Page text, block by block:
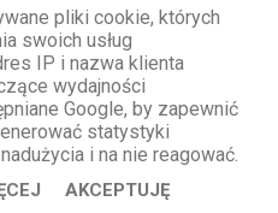
15.11.2014, 11:47
blogów modowych,
Twój. Jesteś przepiękną
pliki cookie, których
swoich usług
IP i nazwa klienta
wydajności
Google, by zapewnić
statystyki
i na nie reagować.
AKCEPTUJĘ